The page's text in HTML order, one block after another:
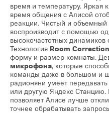
время и температуру. Яркая
время общения с Алисой
реакции. Чистый и
воспроизводит с помощью
высокочастотных
Технология Room Correction
форму и размер комнаты.
микрофона, которые
команды даже в большом и
радионяни умеет
или другую Яндекс
позволяет Алисе лучше
точнее обрабатывать